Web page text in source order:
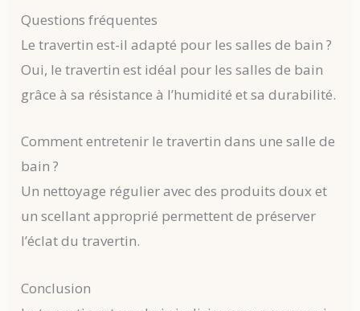
Questions fréquentes
Le travertin est-il adapté pour les salles de bain ?
Oui, le travertin est idéal pour les salles de bain
grâce à sa résistance à l’humidité et sa durabilité.
Comment entretenir le travertin dans une salle de
bain ?
Un nettoyage régulier avec des produits doux et
un scellant approprié permettent de préserver
l’éclat du travertin.
Conclusion